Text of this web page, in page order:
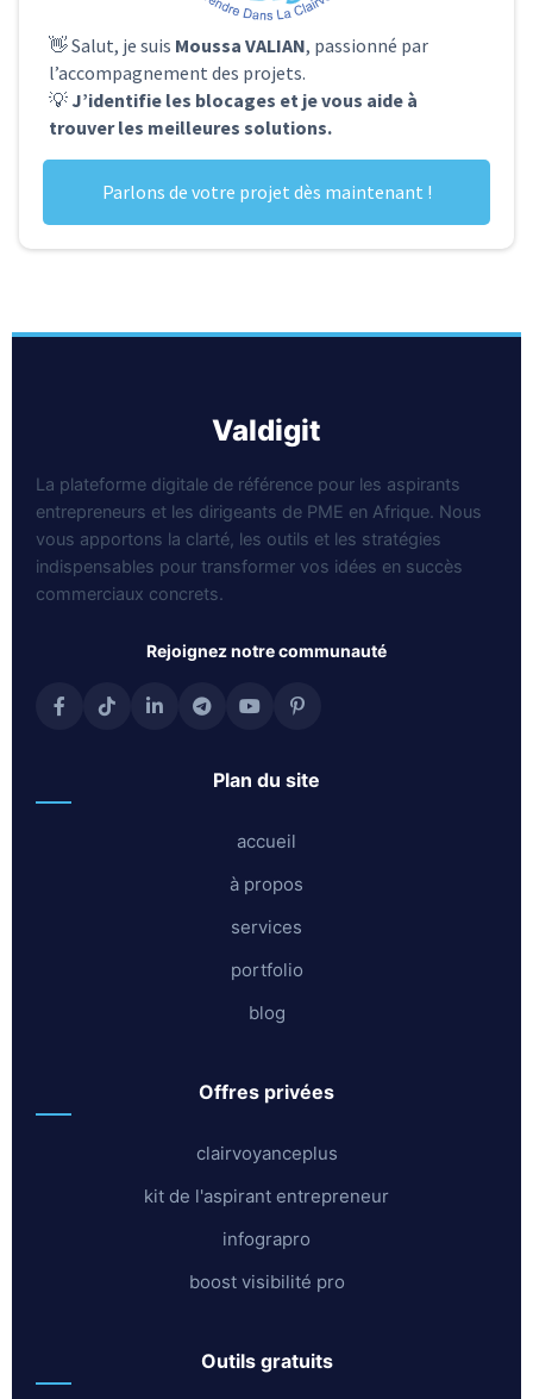
👋 Salut, je suis Moussa VALIAN, passionné par
l’accompagnement des projets.
💡 J’identifie les blocages et je vous aide à
trouver les meilleures solutions.
Parlons de votre projet dès maintenant !
valdigit
La plateforme digitale de référence pour les aspirants
entrepreneurs et les dirigeants de PME en Afrique. Nous
vous apportons la clarté, les outils et les stratégies
indispensables pour transformer vos idées en succès
commerciaux concrets.
rejoignez notre communauté
plan du site
accueil
à propos
services
portfolio
blog
offres privées
clairvoyanceplus
kit de l'aspirant entrepreneur
infograpro
boost visibilité pro
outils gratuits